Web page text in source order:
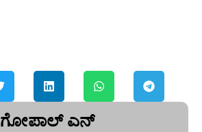
ಗೋಪಾಲ್‌ ಎನ್‌